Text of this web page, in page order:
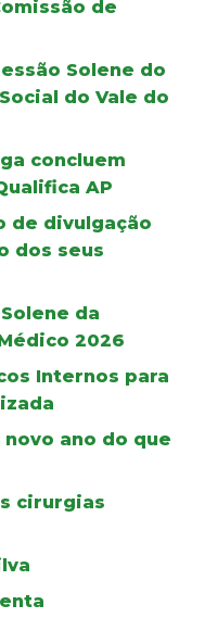
de
Solene do
do Vale do
concluem
AP
de divulgação
dos seus
da
2026
Internos para
ano do que
cirurgias